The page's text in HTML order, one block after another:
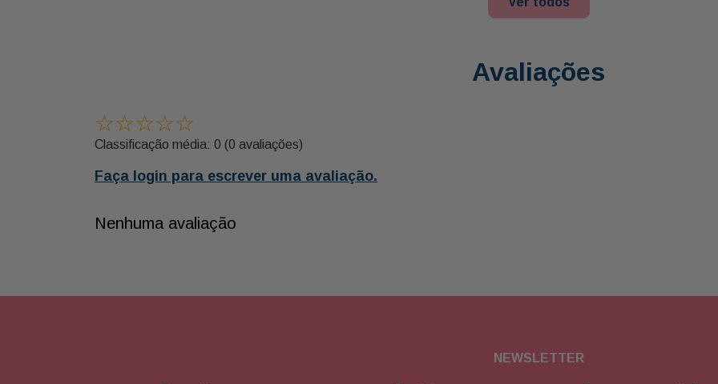
Avaliações
☆☆☆☆☆
Classificação média: 0 (0 avaliações)
Faça login para escrever uma avaliação.
Nenhuma avaliação
NEWSLETTER